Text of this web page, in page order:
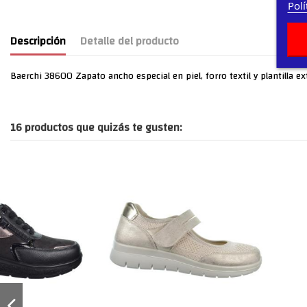
Descripción Detalle del producto
Baerchi 38600 Zapato ancho especial en piel, forro textil y plantilla
16 productos que quizás te gusten: